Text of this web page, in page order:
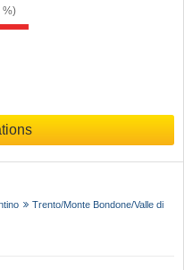
%)
Trento/​Monte Bondone/​Valle di